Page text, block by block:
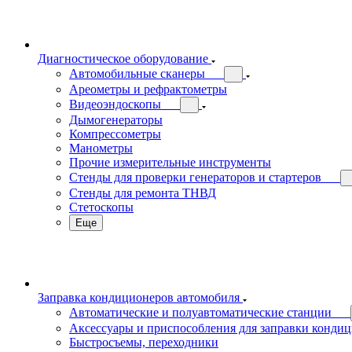
Диагностическое оборудование
Автомобильные сканеры
Ареометры и рефрактометры
Видеоэндоскопы
Дымогенераторы
Компрессометры
Манометры
Прочие измерительные инструменты
Стенды для проверки генераторов и стартеров
Стенды для ремонта ТНВД
Стетоскопы
Еще
Заправка кондиционеров автомобиля
Автоматические и полуавтоматические станции
Аксессуары и приспособления для заправки
Быстросъемы, переходники